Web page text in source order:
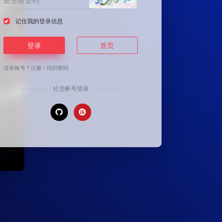
记住我的登录信息
登录 首页
没有账号？注册 /找回密码
社交帐号登录